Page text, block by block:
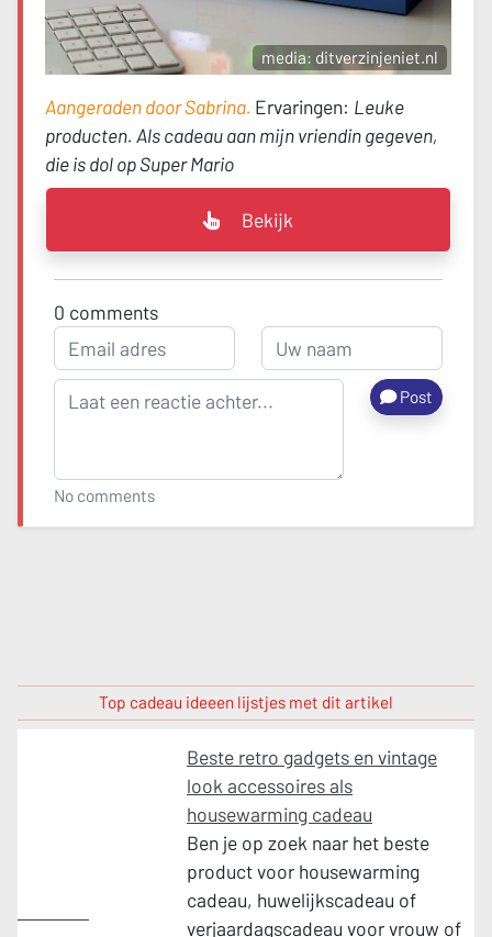
media: ditverzinjeniet.nl
Aangeraden door Sabrina. Ervaringen: Leuke
producten. Als cadeau aan mijn vriendin gegeven,
die is dol op Super Mario
Bekijk
0 comments
Post
No comments
Top cadeau ideeen lijstjes met dit artikel
Beste retro gadgets en vintage
look accessoires als
housewarming cadeau
Ben je op zoek naar het beste
product voor housewarming
cadeau, huwelijkscadeau of
verjaardagscadeau voor vrouw of